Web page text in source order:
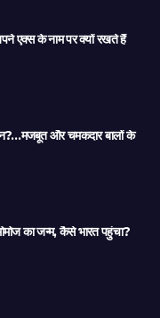
एक्स के नाम पर क्यों रखते हैं
और चमकदार बालों के
का जन्म, कैसे भारत पहुंचा?